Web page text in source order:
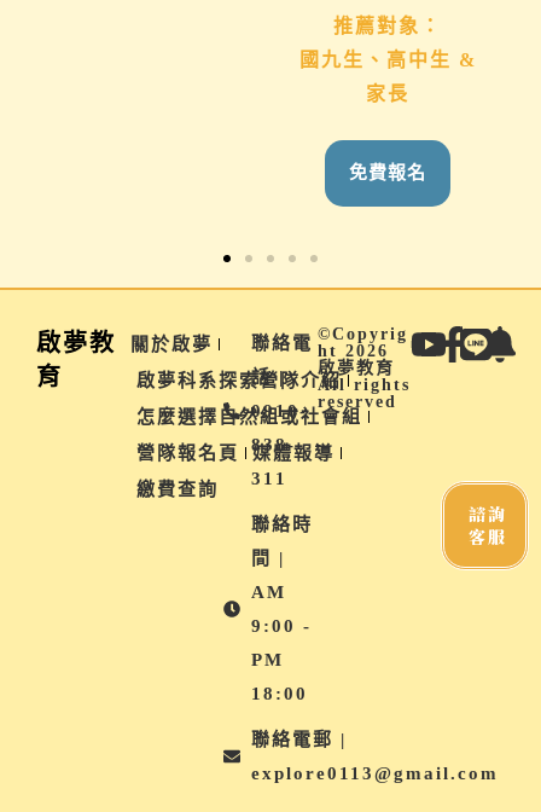
推薦對象：
國九生、高中生 &
家長
免費報名
啟夢教
育
關於啟夢
啟夢科系探索營隊介紹
怎麼選擇自然組或社會組
營隊報名頁
媒體報導
繳費查詢
聯絡電
話 |
0910-
838-
311
聯絡時
間 |
AM
9:00 -
PM
18:00
聯絡電郵 |
explore0113@gmail.com
©Copyrig
ht 2026
啟夢教育
All rights
reserved
諮詢
客服